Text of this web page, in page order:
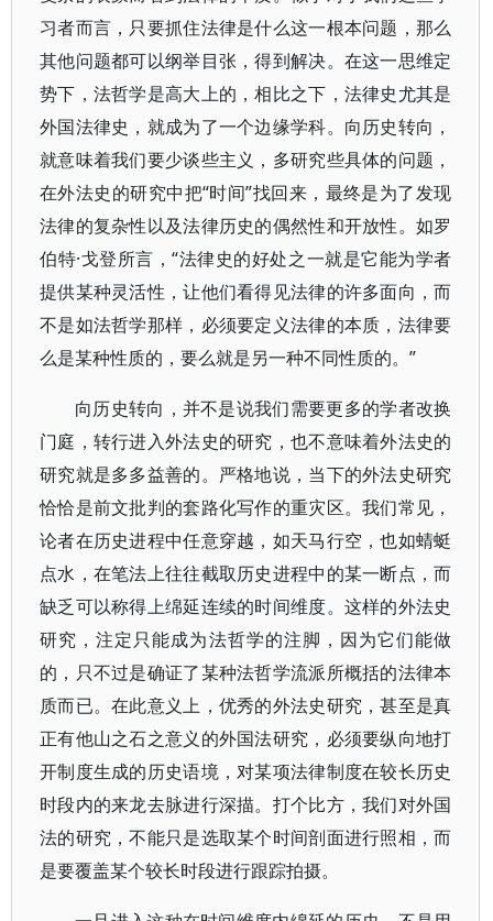
习者而言，只要抓住法律是什么这一根本问题，那么
其他问题都可以纲举目张，得到解决。在这一思维定
势下，法哲学是高大上的，相比之下，法律史尤其是
外国法律史，就成为了一个边缘学科。向历史转向，
就意味着我们要少谈些主义，多研究些具体的问题，
在外法史的研究中把“时间”找回来，最终是为了发现
法律的复杂性以及法律历史的偶然性和开放性。如罗
伯特·戈登所言，“法律史的好处之一就是它能为学者
提供某种灵活性，让他们看得见法律的许多面向，而
不是如法哲学那样，必须要定义法律的本质，法律要
么是某种性质的，要么就是另一种不同性质的。”
向历史转向，并不是说我们需要更多的学者改换
门庭，转行进入外法史的研究，也不意味着外法史的
研究就是多多益善的。严格地说，当下的外法史研究
恰恰是前文批判的套路化写作的重灾区。我们常见，
论者在历史进程中任意穿越，如天马行空，也如蜻蜓
点水，在笔法上往往截取历史进程中的某一断点，而
缺乏可以称得上绵延连续的时间维度。这样的外法史
研究，注定只能成为法哲学的注脚，因为它们能做
的，只不过是确证了某种法哲学流派所概括的法律本
质而已。在此意义上，优秀的外法史研究，甚至是真
正有他山之石之意义的外国法研究，必须要纵向地打
开制度生成的历史语境，对某项法律制度在较长历史
时段内的来龙去脉进行深描。打个比方，我们对外国
法的研究，不能只是选取某个时间剖面进行照相，而
是要覆盖某个较长时段进行跟踪拍摄。